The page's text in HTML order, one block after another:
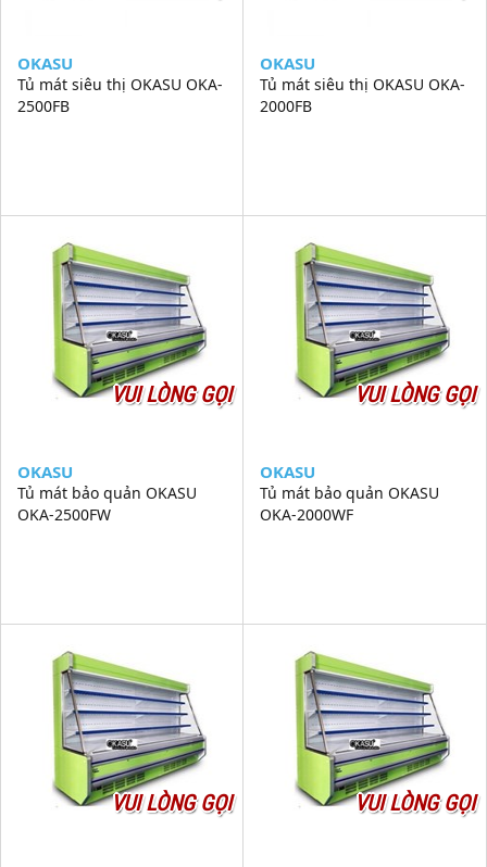
OKASU
Tủ mát siêu thị OKASU OKA-
2500FB
OKASU
Tủ mát siêu thị OKASU OKA-
2000FB
VUI LÒNG GỌI
OKASU
Tủ mát bảo quản OKASU
OKA-2500FW
VUI LÒNG GỌI
OKASU
Tủ mát bảo quản OKASU
OKA-2000WF
VUI LÒNG GỌI VUI LÒNG GỌI